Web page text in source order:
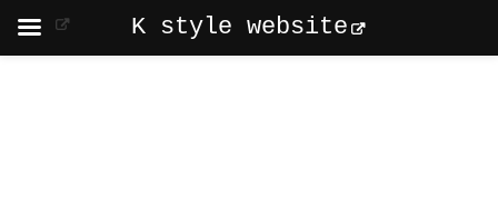
K style website